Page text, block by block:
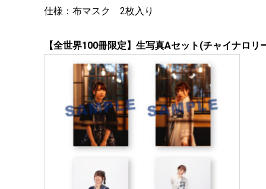
仕様：布マスク 2枚入り
【全世界100冊限定】生写真Aセット(チャイナロリ